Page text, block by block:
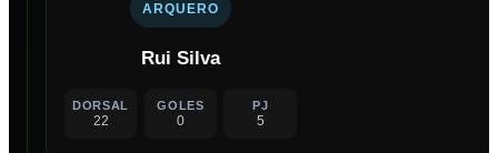
ARQUERO
Rui Silva
DORSAL
22
GOLES
0
PJ
5